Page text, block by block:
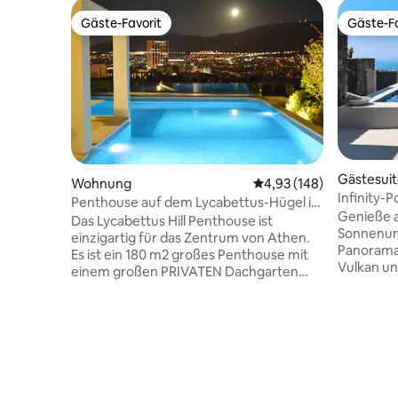
Gäste-Favorit
Gäste-Favorit
Wohnung Durchschnittliche
4,93 (148)
Penthouse auf dem Lycabettus-Hügel in
Athen, Dachgarten-Pool
Das Lycabettus Hill Penthouse ist
einzigartig für das Zentrum von Athen.
Es ist ein 180 m2 großes Penthouse mit
einem großen PRIVATEN Dachgarten
Gäste-
Gäste-
Infinity-
Genieße
Vulkan